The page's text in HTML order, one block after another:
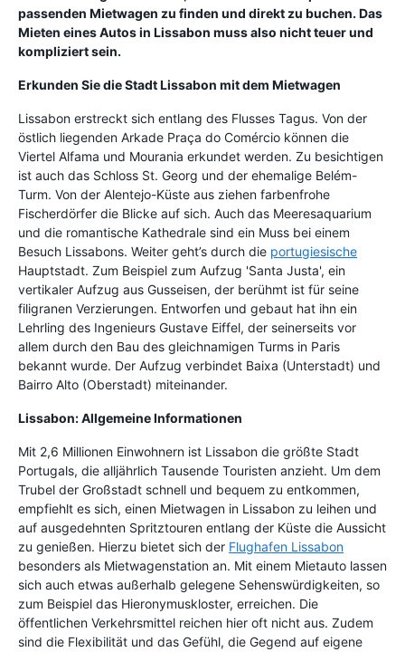
passenden Mietwagen zu finden und direkt zu buchen. Das
Mieten eines Autos in Lissabon muss also nicht teuer und
kompliziert sein.
Erkunden Sie die Stadt Lissabon mit dem Mietwagen
Lissabon erstreckt sich entlang des Flusses Tagus. Von der
östlich liegenden Arkade Praça do Comércio können die
Viertel Alfama und Mourania erkundet werden. Zu besichtigen
ist auch das Schloss St. Georg und der ehemalige Belém-
Turm. Von der Alentejo-Küste aus ziehen farbenfrohe
Fischerdörfer die Blicke auf sich. Auch das Meeresaquarium
und die romantische Kathedrale sind ein Muss bei einem
Besuch Lissabons. Weiter geht’s durch die portugiesische
Hauptstadt. Zum Beispiel zum Aufzug 'Santa Justa', ein
vertikaler Aufzug aus Gusseisen, der berühmt ist für seine
filigranen Verzierungen. Entworfen und gebaut hat ihn ein
Lehrling des Ingenieurs Gustave Eiffel, der seinerseits vor
allem durch den Bau des gleichnamigen Turms in Paris
bekannt wurde. Der Aufzug verbindet Baixa (Unterstadt) und
Bairro Alto (Oberstadt) miteinander.
Lissabon: Allgemeine Informationen
Mit 2,6 Millionen Einwohnern ist Lissabon die größte Stadt
Portugals, die alljährlich Tausende Touristen anzieht. Um dem
Trubel der Großstadt schnell und bequem zu entkommen,
empfiehlt es sich, einen Mietwagen in Lissabon zu leihen und
auf ausgedehnten Spritztouren entlang der Küste die Aussicht
zu genießen. Hierzu bietet sich der Flughafen Lissabon
besonders als Mietwagenstation an. Mit einem Mietauto lassen
sich auch etwas außerhalb gelegene Sehenswürdigkeiten, so
zum Beispiel das Hieronymuskloster, erreichen. Die
öffentlichen Verkehrsmittel reichen hier oft nicht aus. Zudem
sind die Flexibilität und das Gefühl, die Gegend auf eigene